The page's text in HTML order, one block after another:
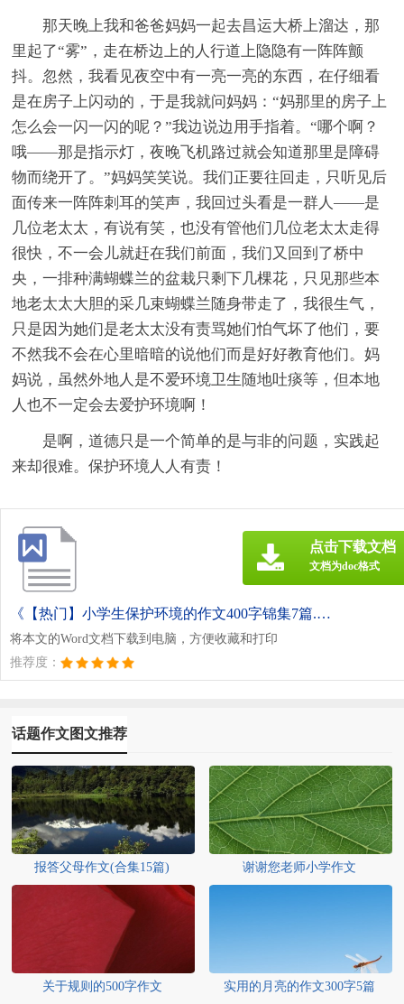
那天晚上我和爸爸妈妈一起去昌运大桥上溜达，那
里起了“雾”，走在桥边上的人行道上隐隐有一阵阵颤
抖。忽然，我看见夜空中有一亮一亮的东西，在仔细看
是在房子上闪动的，于是我就问妈妈：“妈那里的房子上
怎么会一闪一闪的呢？”我边说边用手指着。“哪个啊？
哦——那是指示灯，夜晚飞机路过就会知道那里是障碍
物而绕开了。”妈妈笑笑说。我们正要往回走，只听见后
面传来一阵阵刺耳的笑声，我回过头看是一群人——是
几位老太太，有说有笑，也没有管他们几位老太太走得
很快，不一会儿就赶在我们前面，我们又回到了桥中
央，一排种满蝴蝶兰的盆栽只剩下几棵花，只见那些本
地老太太大胆的采几束蝴蝶兰随身带走了，我很生气，
只是因为她们是老太太没有责骂她们怕气坏了他们，要
不然我不会在心里暗暗的说他们而是好好教育他们。妈
妈说，虽然外地人是不爱环境卫生随地吐痰等，但本地
人也不一定会去爱护环境啊！
是啊，道德只是一个简单的是与非的问题，实践起
来却很难。保护环境人人有责！
《【热门】小学生保护环境的作文400字锦集7篇.doc》
将本文的Word文档下载到电脑，方便收藏和打印
推荐度：
点击下载文档
文档为doc格式
话题作文图文推荐
报答父母作文(合集15篇) 谢谢您老师小学作文
关于规则的500字作文 实用的月亮的作文300字5篇